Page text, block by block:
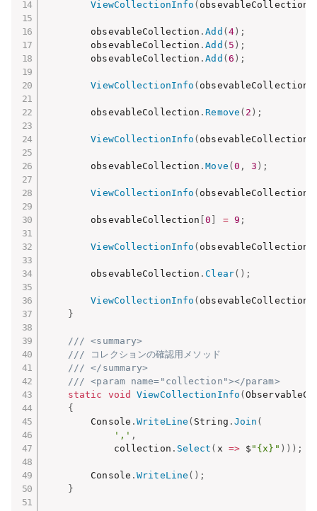
ViewCollectionInfo ( obsevableCollection
        obsevableCollection
.Add ( 4) ;
        obsevableCollection
.Add ( 5 ) ;
        obsevableCollection
.Add ( 6 ) ;
ViewCollectionInfo ( obsevableCollection
        obsevableCollection
.Remove ( 2 ) ;
ViewCollectionInfo ( obsevableCollection
        obsevableCollection
.Move ( 0 , 3 ) ;
ViewCollectionInfo ( obsevableCollection
        obsevableCollection
[0 = 9 ;
ViewCollectionInfo ( obsevableCollection
        obsevableCollection
.Clear( ) ;
ViewCollectionInfo ( obsevableCollection
}
/// <summary>
/// コレクションの確認用メソッド
/// </summary>
/// <param name="collection"></param>
static
void ViewCollectionInfo (
{
        Console
.WriteLine ( String . Join (
',' ,
            collection
. Select ( x => $ "{x}" ) ) ) ;
        Console
.WriteLine ( ) ;
}